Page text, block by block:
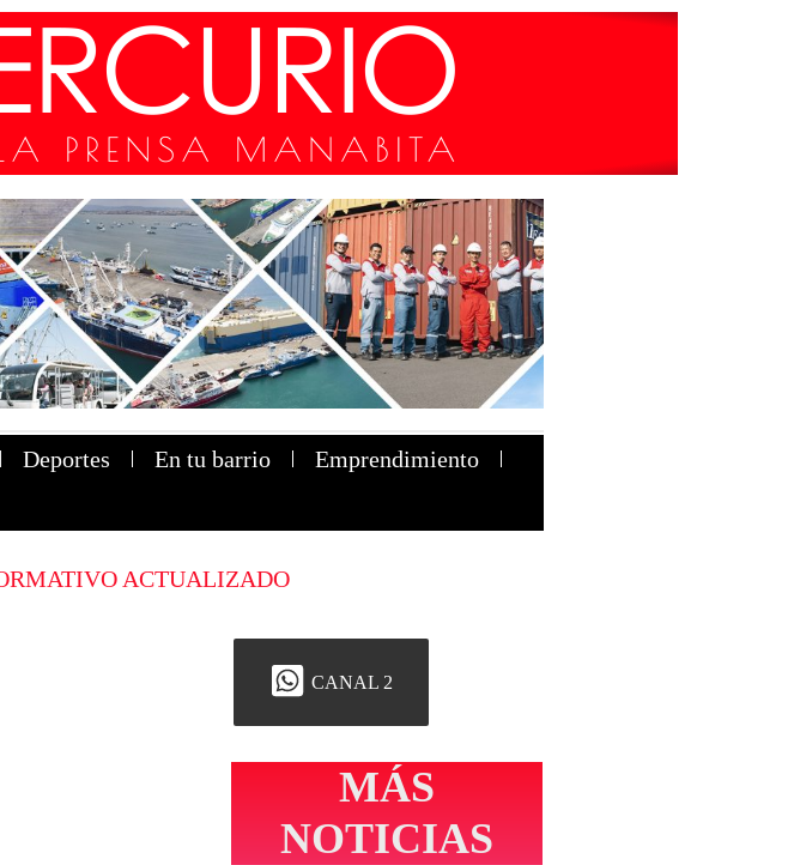
Deportes En tu barrio
Emprendimiento
ACTUALIZADO
CANAL 2
MÁS
NOTICIAS